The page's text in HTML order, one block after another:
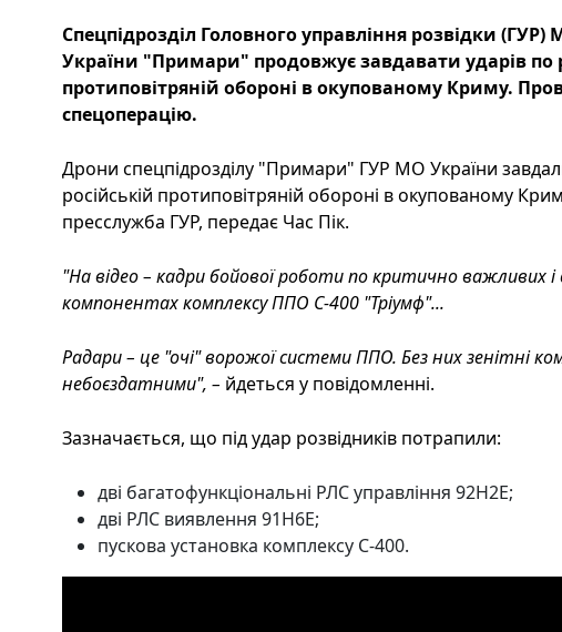
Спецпідрозділ Головного управління розвідки (ГУР)
України "Примари" продовжує завдавати ударів по
протиповітряній обороні в окупованому Криму.
спецоперацію.
Дрони спецпідрозділу "Примари" ГУР МО України
російській протиповітряній обороні в окупованому
пресслужба ГУР, передає Час Пік.
"На відео – кадри бойової роботи по критично важливих і
компонентах комплексу ППО С-400 "Тріумф"...
Радари – це "очі" ворожої системи ППО. Без них зенітні
небоєздатними", – йдеться у повідомленні.
Зазначається, що під удар розвідників потрапили:
дві багатофункціональні РЛС управління 92Н2Е;
дві РЛС виявлення 91Н6Е;
пускова установка комплексу С-400.